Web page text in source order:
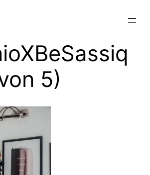
5)